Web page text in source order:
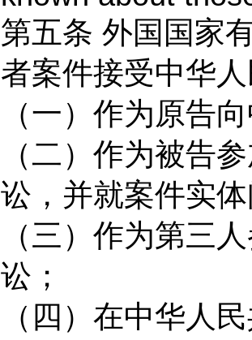
第五条 外国国家
者案件接受中华
（一）作为原告
（二）作为被告
讼，并就案件实
（三）作为第三
讼；
（四）在中华人